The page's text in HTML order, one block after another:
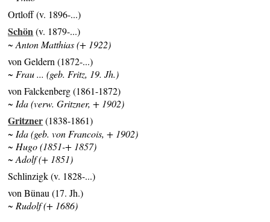
Ortloff (v. 1896-...)
Schön(v. 1879-...)
~ Anton Matthias (+ 1922)
von Geldern (1872-...)
~ Frau ... (geb. Fritz, 19. Jh.)
von Falckenberg (1861-1872)
~ Ida (verw. Gritzner, + 1902)
Gritzner(1838-1861)
~ Ida (geb. von Francois, + 1902)
~ Hugo (1851-+ 1857)
~ Adolf (+ 1851)
Schlinzigk (v. 1828-...)
von Bünau (17. Jh.)
~ Rudolf (+ 1686)